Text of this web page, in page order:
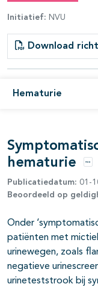
Initiatief: NVU
Download
Hematurie
hematurie
Publicatiedatum: 01-
Beoordeeld op
Onder
patiënten met
urinewegen, zoals
negatieve
urineteststrook bij